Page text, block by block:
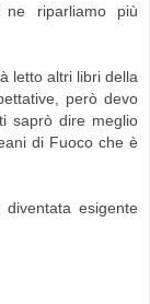
ne riparliamo più
letto altri libri della
però devo
saprò dire meglio
di Fuoco che è
esigente